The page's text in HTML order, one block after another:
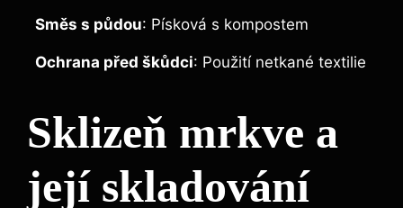
Směs s půdou: Písková s kompostem
Ochrana před škůdci: Použití netkané textilie
Sklizeň mrkve a
její skladování